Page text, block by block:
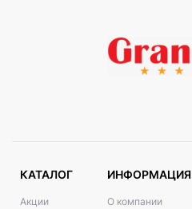
КАТАЛОГ
Акции
ИНФОРМАЦИЯ
О компании